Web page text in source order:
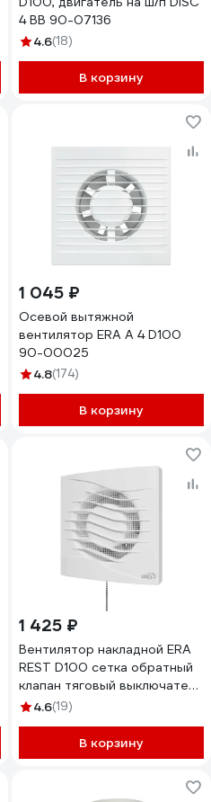
4 BB 90-07136
4.6(18)
В корзину
1 045 ₽
Осевой вытяжной
вентилятор ERA A 4 D100
90-00025
4.8(174)
В корзину
1 425 ₽
Вентилятор накладной ERA
REST D100 сетка обратный
клапан тяговый выключатель
REST 4S C -02
4.6(19)
В корзину